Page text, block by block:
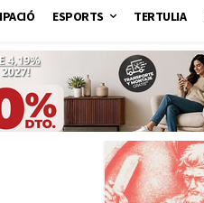
ESPORTS TERTULIA